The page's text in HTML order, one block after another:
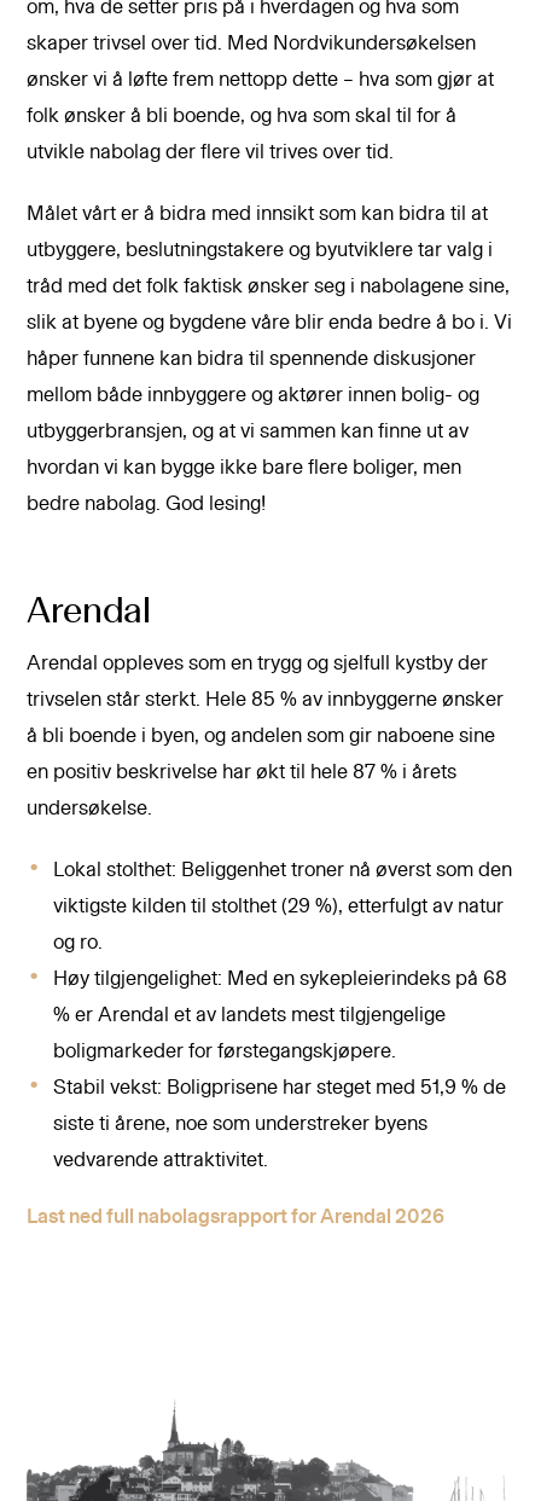
om, hva de setter pris på i hverdagen og hva som
skaper trivsel over tid. Med Nordvikundersøkelsen
ønsker vi å løfte frem nettopp dette – hva som gjør at
folk ønsker å bli boende, og hva som skal til for å
utvikle nabolag der flere vil trives over tid.
Målet vårt er å bidra med innsikt som kan bidra til at
utbyggere, beslutningstakere og byutviklere tar valg i
tråd med det folk faktisk ønsker seg i nabolagene sine,
slik at byene og bygdene våre blir enda bedre å bo i. Vi
håper funnene kan bidra til spennende diskusjoner
mellom både innbyggere og aktører innen bolig- og
utbyggerbransjen, og at vi sammen kan finne ut av
hvordan vi kan bygge ikke bare flere boliger, men
bedre nabolag. God lesing!
Arendal
Arendal oppleves som en trygg og sjelfull kystby der
trivselen står sterkt. Hele 85 % av innbyggerne ønsker
å bli boende i byen, og andelen som gir naboene sine
en positiv beskrivelse har økt til hele 87 % i årets
undersøkelse.
Lokal stolthet: Beliggenhet troner nå øverst som den
viktigste kilden til stolthet (29 %), etterfulgt av natur
og ro.
Høy tilgjengelighet: Med en sykepleierindeks på 68
% er Arendal et av landets mest tilgjengelige
boligmarkeder for førstegangskjøpere.
Stabil vekst: Boligprisene har steget med 51,9 % de
siste ti årene, noe som understreker byens
vedvarende attraktivitet.
Last ned full nabolagsrapport for Arendal 2026